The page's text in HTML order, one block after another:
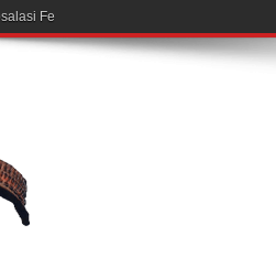
Fe Di Wiwo F